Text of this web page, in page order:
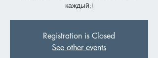
каждый;)
Registration is Closed
See other events